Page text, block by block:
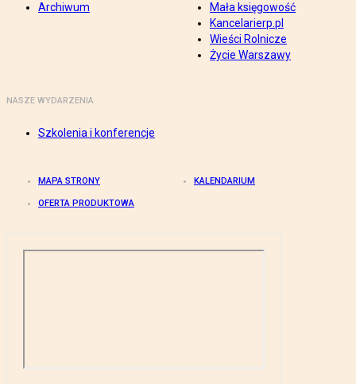
Archiwum
Mała księgowość
Kancelarierp.pl
Wieści Rolnicze
Życie Warszawy
NASZE WYDARZENIA
Szkolenia i konferencje
MAPA STRONY KALENDARIUM
OFERTA PRODUKTOWA